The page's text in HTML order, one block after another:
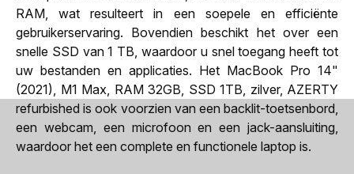
RAM, wat resulteert in een soepele en efficiënte
gebruikerservaring. Bovendien beschikt het over een
snelle SSD van 1 TB, waardoor u snel toegang heeft tot
uw bestanden en applicaties. Het MacBook Pro 14"
(2021), M1 Max, RAM 32GB, SSD 1TB, zilver, AZERTY
refurbished is ook voorzien van een backlit-toetsenbord,
een webcam, een microfoon en een jack-aansluiting,
waardoor het een complete en functionele laptop is.